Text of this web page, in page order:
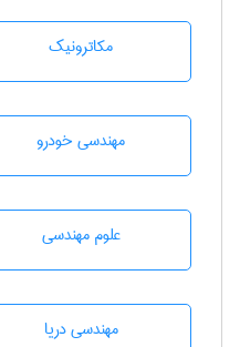
مکاترونیک
مهندسی خودرو
علوم مهندسی
مهندسی دریا